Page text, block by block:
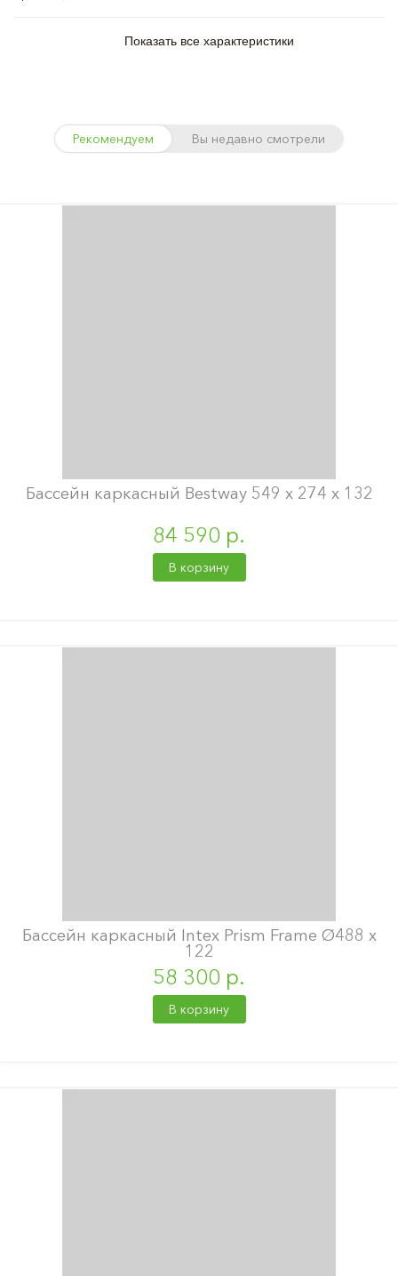
Показать все характеристики
Рекомендуем Вы недавно смотрели
Бассейн каркасный Bestway 549 х 274 х 132
84 590 р.
В корзину
Бассейн каркасный Intex Prism Frame Ø488 х
122
58 300 р.
В корзину